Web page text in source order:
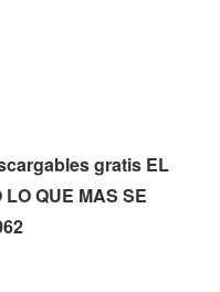
gratis EL
QUE MAS SE